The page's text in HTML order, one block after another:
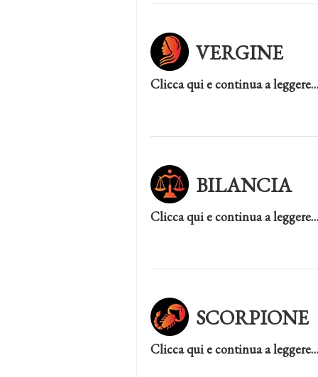
VERGINE
Clicca qui e continua a leggere…
BILANCIA
Clicca qui e continua a leggere…
SCORPIONE
Clicca qui e continua a leggere…